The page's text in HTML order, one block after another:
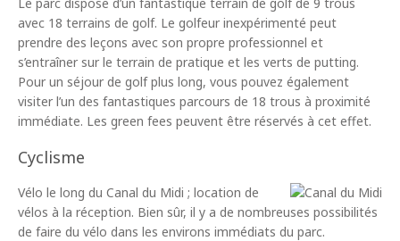
avec 18 terrains de golf. Le golfeur inexpérimenté peut
prendre des leçons avec son propre professionnel et
s’entraîner sur le terrain de pratique et les verts de putting.
Pour un séjour de golf plus long, vous pouvez également
visiter l’un des fantastiques parcours de 18 trous à proximité
immédiate. Les green fees peuvent être réservés à cet effet.
Cyclisme
Vélo le long du Canal du Midi ; location de
vélos à la réception. Bien sûr, il y a de nombreuses possibilités
de faire du vélo dans les environs immédiats du parc.